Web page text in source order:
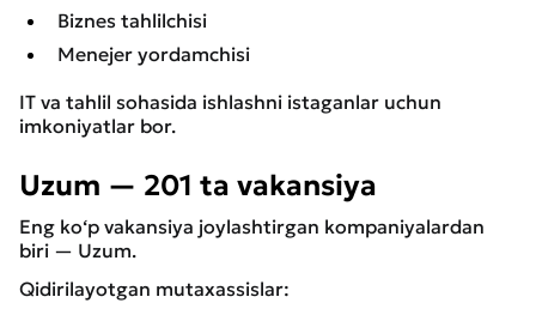
Biznes tahlilchisi
Menejer yordamchisi
IT va tahlil sohasida ishlashni istaganlar uchun
imkoniyatlar bor.
Uzum — 201 ta vakansiya
Eng ko‘p vakansiya joylashtirgan kompaniyalardan
biri — Uzum.
Qidirilayotgan mutaxassislar: